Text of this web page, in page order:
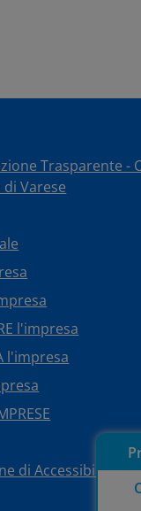
Trasparente -
Varese
l'impresa
l'impresa
di Accessibilità